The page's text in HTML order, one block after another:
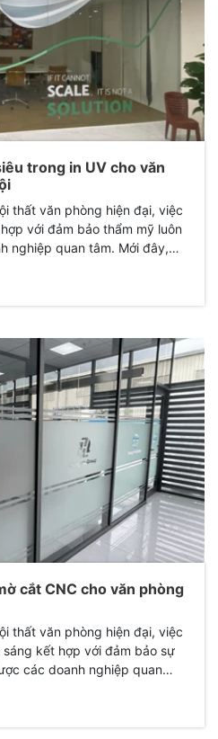
trong in UV cho văn
thất văn phòng hiện đại, việc
với đảm bảo thẩm mỹ luôn
nghiệp quan tâm. Mới đây,
tiết cho văn phòng chị Ngọc
mạo hoàn toàn mới: Sang
cắt CNC cho văn phòng
thất văn phòng hiện đại, việc
kết hợp với đảm bảo sự
các doanh nghiệp quan
cắt CNC cho văn phòng chị
lại một diện mạo hoàn